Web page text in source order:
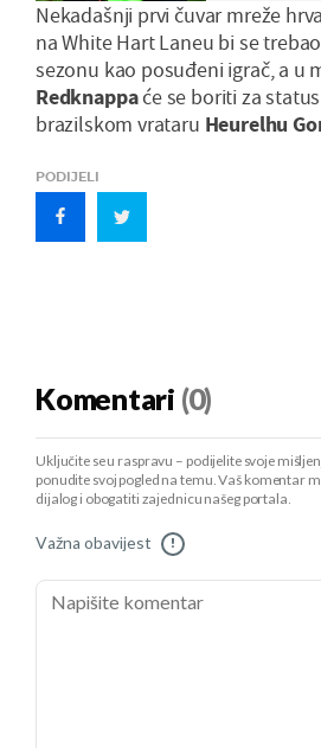
Nekadašnji prvi čuvar mreže
na White Hart Laneu bi se
sezonu kao posuđeni igrač, a u
Redknappaće se boriti za
brazilskom vrataru Heurelhu
PODIJELI
Komentari (0)
Uključite se u raspravu – podijelite svoje
ponudite svoj pogled na temu. Vaš komentar
dijalog i obogatiti zajednicu našeg portala.
Važna obavijest !